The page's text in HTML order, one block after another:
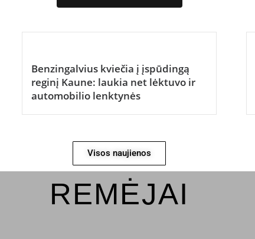
Benzingalvius kviečia į įspūdingą
reginį Kaune: laukia net lėktuvo ir
automobilio lenktynės
Visos naujienos
REMĖJAI